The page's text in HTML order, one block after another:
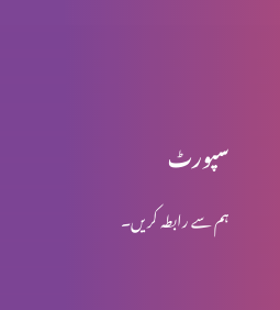
سپورٹ
ہم سے رابطہ کریں۔